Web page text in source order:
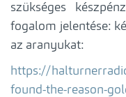
szükséges
fogalom jelentése:
az aranyukat:
https://
found-the-reason-